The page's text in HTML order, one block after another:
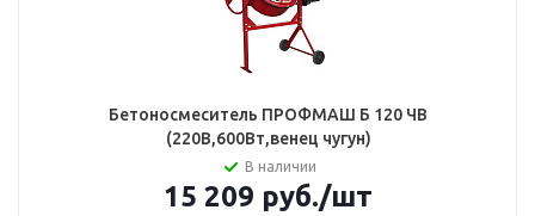
Бетоносмеситель ПРОФМАШ Б 120 ЧВ
(220В,600Вт,венец чугун)
В наличии
15 209 руб./шт